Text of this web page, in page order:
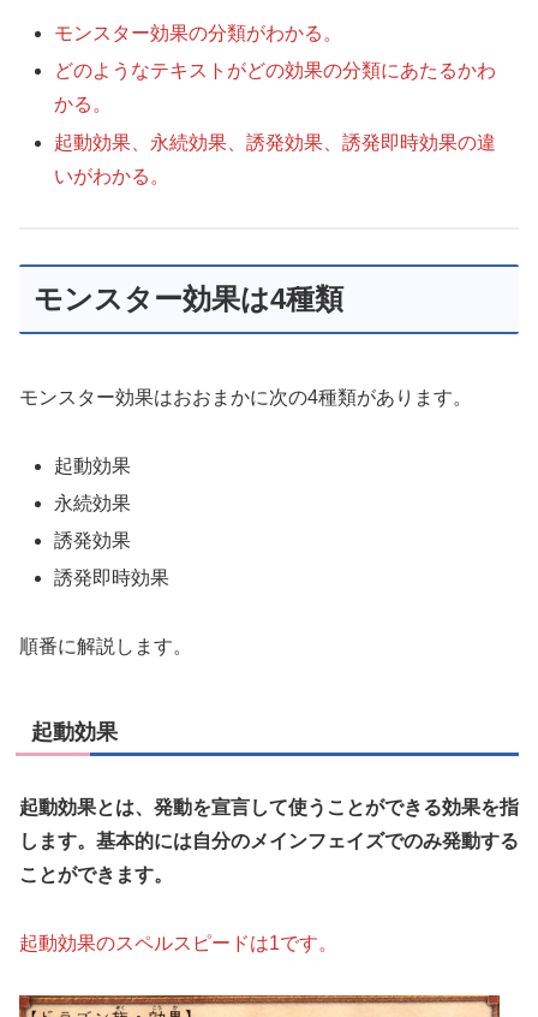
モンスター効果の分類がわかる。
どのようなテキストがどの効果の分類にあたるかわ
かる。
起動効果、永続効果、誘発効果、誘発即時効果の違
いがわかる。
モンスター効果は4種類
モンスター効果はおおまかに次の4種類があります。
起動効果
永続効果
誘発効果
誘発即時効果
順番に解説します。
起動効果
起動効果とは、発動を宣言して使うことができる効果を指
します。基本的には自分のメインフェイズでのみ発動する
ことができます。
起動効果のスペルスピードは1です。